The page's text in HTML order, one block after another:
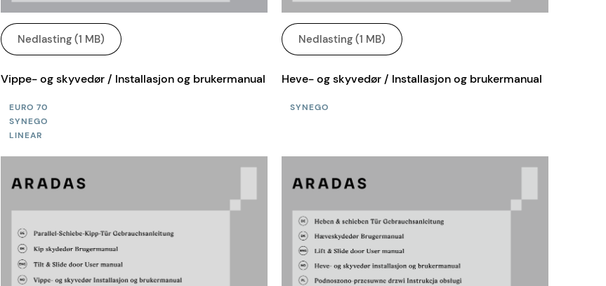
Nedlasting (1 MB) Nedlasting (1 MB)
Vippe- og skyvedør / Installasjon og brukermanual
EURO 70
SYNEGO
LINEAR
Heve- og skyvedør / Installasjon og brukermanual
SYNEGO